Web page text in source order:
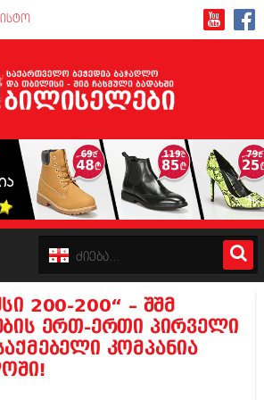
200-200“ – შშმ
ერთ-ერთი პირველი
კომპანია